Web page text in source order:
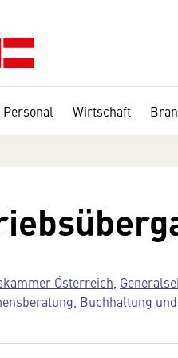
Personal Wirtschaft
Österreich
Buchhaltung